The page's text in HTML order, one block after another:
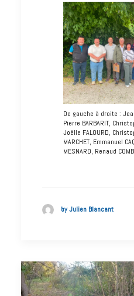
De gauche à droite :
Pierre BARBARIT,
Joëlle FALOURD,
MARCHET, Emmanuel
MESNARD, Renaud
by Julien Blancant